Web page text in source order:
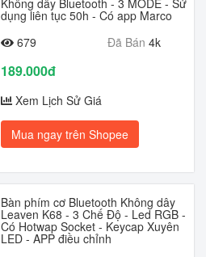
Không dây Bluetooth - 3 MODE - Sử
dụng liên tục 50h - Có app Marco
679
Đã Bán 4k
189.000đ
Xem Lịch Sử Giá
Mua ngay trên Shopee
Bàn phím cơ Bluetooth Không dây
Leaven K68 - 3 Chế Độ - Led RGB -
Có Hotwap Socket - Keycap Xuyên
LED - APP điều chỉnh